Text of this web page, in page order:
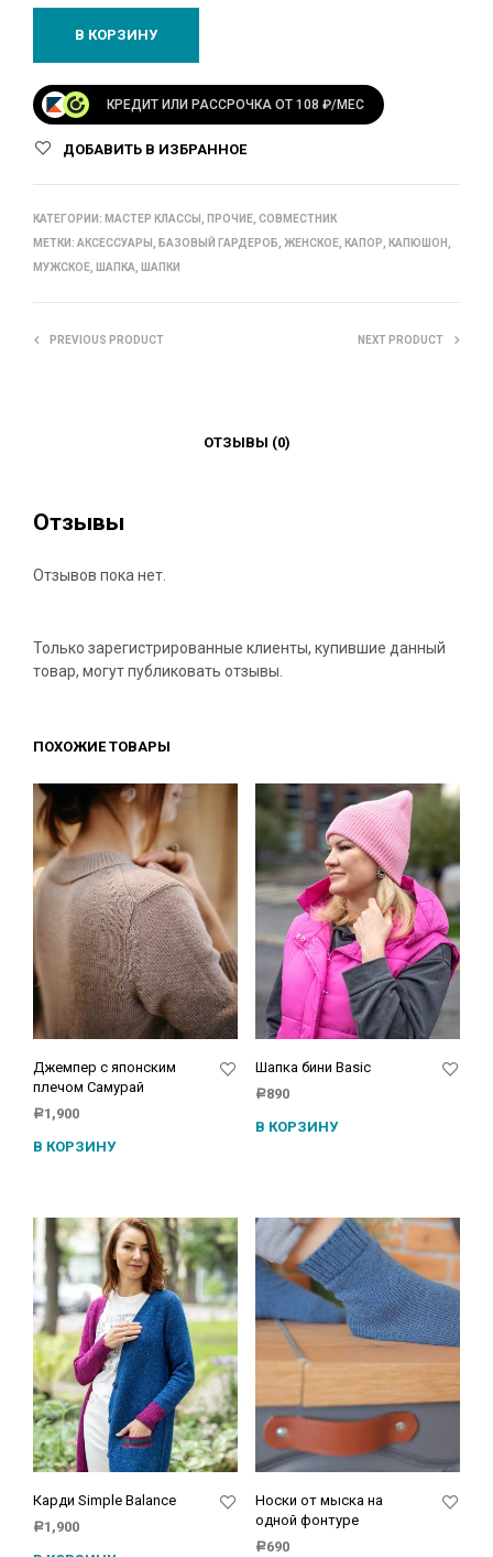
В КОРЗИНУ
КРЕДИТ ИЛИ РАССРОЧКА ОТ 108 ₽/МЕС
ДОБАВИТЬ В ИЗБРАННОЕ
КАТЕГОРИИ: МАСТЕР КЛАССЫ ПРОЧИЕ СОВМЕСТНИК
МЕТКИ: АКСЕССУАРЫ БАЗОВЫЙ ГАРДЕРОБ ЖЕНСКОЕ КАПОР КАПЮШОН
МУЖСКОЕ
ШАПКА ШАПКИ
PREVIOUS PRODUCT NEXT PRODUCT
ОТЗЫВЫ (0)
Отзывы
Отзывов пока нет.
Только зарегистрированные клиенты, купившие данный
товар, могут публиковать отзывы.
ПОХОЖИЕ ТОВАРЫ
Джемпер с японским
плечом Самурай
Р1,900
В КОРЗИНУ
Шапка бини Basic
Р890
В КОРЗИНУ
Карди Simple Balance
Р1,900
Носки от мыска на
одной фонтуре
Р690